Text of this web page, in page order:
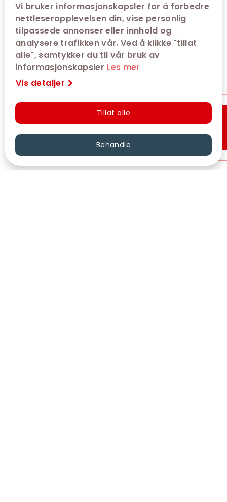
Vi bruker informasjonskapsler for å forbedre
nettleseropplevelsen din, vise personlig
tilpassede annonser eller innhold og
analysere trafikken vår. Ved å klikke "tillat
alle", samtykker du til vår bruk av
informasjonskapsler Les mer
Vis detaljer
Tillat alle
Behandle Hurtigkjøp